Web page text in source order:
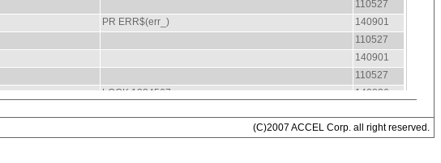
(C)2007 ACCEL Corp. all right reserved.